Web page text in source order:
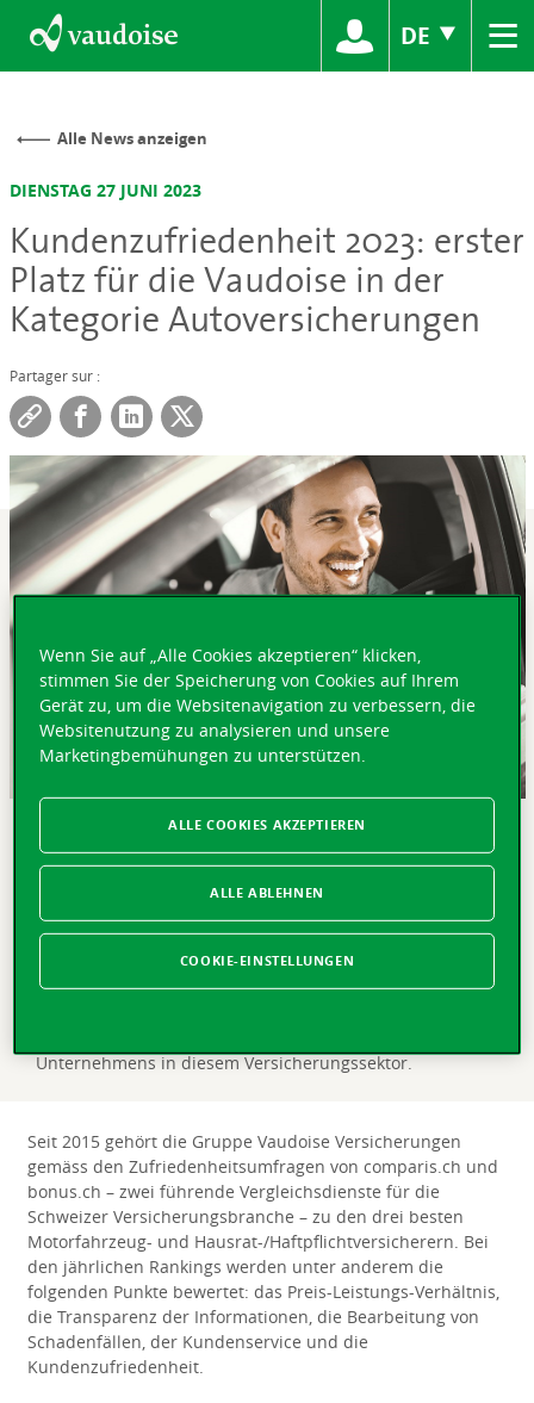
DE ≡
Alle News anzeigen
DIENSTAG 27 JUNI 2023
Kundenzufriedenheit 2023: erster
Platz für die Vaudoise in der
Kategorie Autoversicherungen
Partager sur :
KURZ GEFASST
Lausanne, 26. Juni 2023 – Die Gruppe Vaudoise
Versicherungen hat bei den Zufriedenheitsumfragen
2023 von comparis.ch (Note 5,5/6) und bonus.ch (Note
5,4/6) ausgezeichnet abgeschnitten und belegt den
ersten Platz in der Kategorie
Unternehmens in diesem Versicherungssektor.
Seit 2015 gehört die Gruppe Vaudoise Versicherungen
gemäss den Zufriedenheitsumfragen von comparis.ch und
bonus.ch – zwei führende Vergleichsdienste für die
Schweizer Versicherungsbranche – zu den drei besten
Motorfahrzeug- und Hausrat-/Haftpflichtversicherern. Bei
den jährlichen Rankings werden unter anderem die
folgenden Punkte bewertet: das Preis-Leistungs-Verhältnis,
die Transparenz der Informationen, die Bearbeitung von
Schadenfällen, der Kundenservice und die
Kundenzufriedenheit.
Wenn Sie auf „Alle Cookies akzeptieren“ klicken,
stimmen Sie der Speicherung von Cookies auf Ihrem
Gerät zu, um die Websitenavigation zu verbessern, die
Websitenutzung zu analysieren und unsere
Marketingbemühungen zu unterstützen.
ALLE ABLEHNEN
ALLE COOKIES AKZEPTIEREN
COOKIE-EINSTELLUNGEN